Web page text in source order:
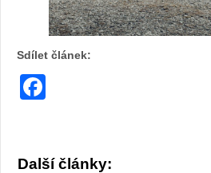
Sdílet článek:
Další články: